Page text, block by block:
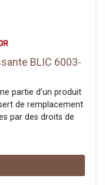
BLIC 6003-
partie d’un produit
de remplacement
par des droits de
ni ses autres
les pièces
pour la
ne les emploient